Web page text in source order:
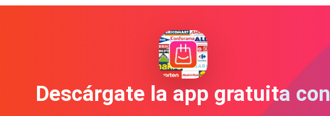
Descárgate la app gratuita con